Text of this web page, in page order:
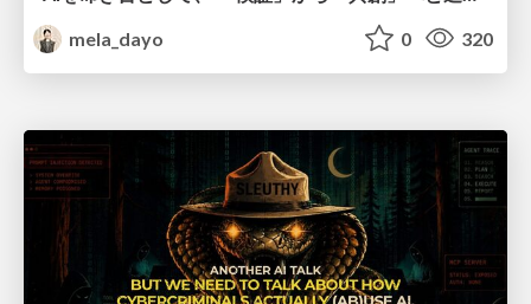
mela_dayo
0 320